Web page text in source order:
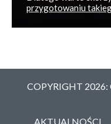
COPYRIGHT